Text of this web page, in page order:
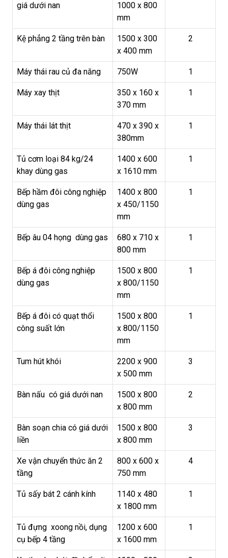
giá dưới nan
1000 x 800
mm
Kệ phẳng 2 tầng trên bàn
1500 x 300
x 400 mm
2
Máy thái rau củ đa năng 750W 1
Máy xay thịt
350 x 160 x
370 mm
1
Máy thái lát thịt
470 x 390 x
380mm
1
Tủ cơm loại 84 kg/24
khay dùng gas
1400 x 600
x 1610 mm
1
Bếp hầm đôi công nghiệp
dùng gas
1400 x 800
x 450/1150
mm
1
Bếp âu 04 họng dùng gas
680 x 710 x
800 mm
1
Bếp á đôi công nghiệp
dùng gas
1500 x 800
x 800/1150
mm
1
Bếp á đôi có quạt thổi
công suất lớn
1500 x 800
x 800/1150
mm
1
Tum hút khói
2200 x 900
x 500 mm
3
Bàn nấu có giá dưới nan
1500 x 800
x 800 mm
2
Bàn soạn chia có giá dưới
liền
1500 x 800
x 800 mm
3
Xe vận chuyển thức ăn 2
tầng
800 x 600 x
750 mm
4
Tủ sấy bát 2 cánh kính
1140 x 480
x 1800 mm
1
Tủ đựng xoong nồi, dụng
cụ bếp 4 tầng
1200 x 600
x 1600 mm
1